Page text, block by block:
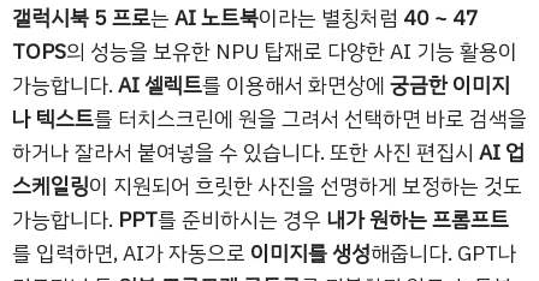
갤럭시북 5 프로는AI 노트북이라는 별칭처럼 40 ~ 47
TOPS의 성능을 보유한 NPU 탑재로 다양한 AI 기능 활용이
가능합니다.AI 셀렉트를 이용해서 화면상에궁금한 이미지
나 텍스트를 터치스크린에 원을 그려서 선택하면 바로 검색을
하거나 잘라서 붙여넣을 수 있습니다. 또한 사진 편집시 AI 업
스케일링이 지원되어 흐릿한 사진을 선명하게 보정하는 것도
가능합니다. PPT를 준비하시는 경우 내가 원하는 프롬프트
를 입력하면, AI가 자동으로 이미지를 생성해줍니다. GPT나